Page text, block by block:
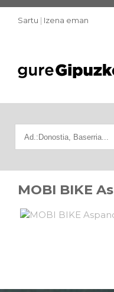
Sartu | Izena eman
MOBI BIKE